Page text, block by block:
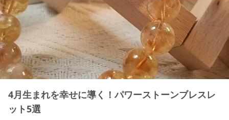
4月生まれを幸せに導く！パワーストーンブレスレ
ット5選